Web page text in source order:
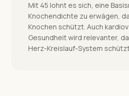
Mit 45 lohnt es sich, eine
Knochendichte zu erwägen,
Knochen schützt. Auch
Gesundheit wird relevanter,
Herz-Kreislauf-System